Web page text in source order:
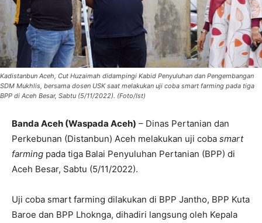
Kadistanbun Aceh, Cut Huzaimah didampingi Kabid Penyuluhan dan Pengembangan
SDM Mukhlis, bersama dosen USK saat melakukan uji coba smart farming pada tiga
BPP di Aceh Besar, Sabtu (5/11/2022). (Foto/Ist)
Banda Aceh (Waspada Aceh) – Dinas Pertanian dan
Perkebunan (Distanbun) Aceh melakukan uji coba smart
farming pada tiga Balai Penyuluhan Pertanian (BPP) di
Aceh Besar, Sabtu (5/11/2022).
Uji coba smart farming dilakukan di BPP Jantho, BPP Kuta
Baroe dan BPP Lhoknga, dihadiri langsung oleh Kepala